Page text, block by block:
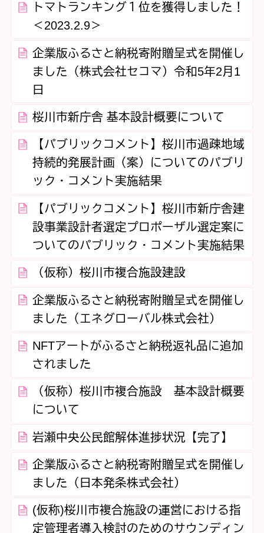
トマトランキング１位を獲得しました！
＜2023.2.9＞
企業版ふるさと納税寄附贈呈式を開催し
ました（株式会社セコマ）令和5年2月1
日
桜川市新庁舎 基本設計概要について
【パブリックコメント】桜川市過疎地域
持続的発展計画（案）についてのパブリ
ック・コメント実施結果
【パブリックコメント】桜川市新庁舎建
設事業設計者選定プロポーザル選定案に
ついてのパブリック・コメント実施結果
（仮称）桜川市複合施設建設
企業版ふるさと納税寄附贈呈式を開催し
ました（エネグローバル株式会社）
NFTアートがふるさと納税返礼品に追加
されました
（仮称）桜川市複合施設 基本設計概要
について
岩瀬中央公民館解体進捗状況【完了】
企業版ふるさと納税寄附贈呈式を開催し
ました（日本発条株式会社）
(仮称)桜川市複合施設の運営における指
定管理者導入検討のためのサウンディン